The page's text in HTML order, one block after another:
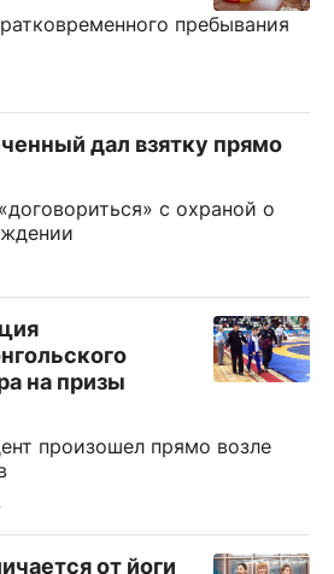
пребывания
дал взятку прямо
с охраной о
на призы
произошел прямо возле
от йоги